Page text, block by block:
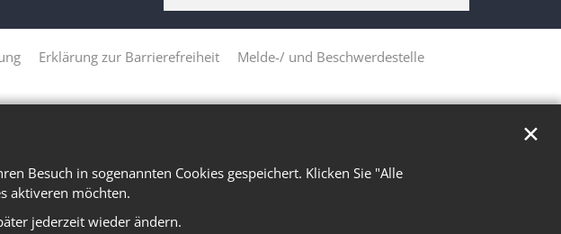
Besuch in sogenannten Cookies gespeichert. Klicken Sie "Alle
aktiveren möchten.
jederzeit wieder ändern.
✕
Erklärung zur Barrierefreiheit
Melde-/ und Beschwerdestelle